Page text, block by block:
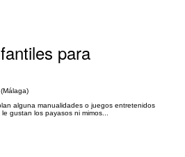
para
alguna manualidades o juegos entretenidos
gustan los payasos ni mimos...